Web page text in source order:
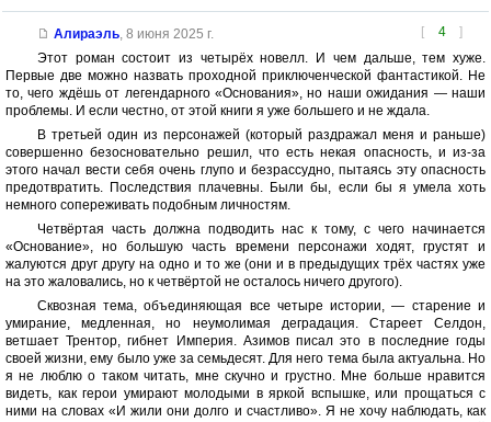
[ 4 ]
Алираэль, 8 июня 2025 г.
Этот роман состоит из четырёх новелл. И чем дальше, тем хуже.
Первые две можно назвать проходной приключенческой фантастикой. Не
то, чего ждёшь от легендарного «Основания», но наши ожидания — наши
проблемы. И если честно, от этой книги я уже большего и не ждала.
В третьей один из персонажей (который раздражал меня и раньше)
совершенно безосновательно решил, что есть некая опасность, и из-за
этого начал вести себя очень глупо и безрассудно, пытаясь эту опасность
предотвратить. Последствия плачевны. Были бы, если бы я умела хоть
немного сопереживать подобным личностям.
Четвёртая часть должна подводить нас к тому, с чего начинается
«Основание», но большую часть времени персонажи ходят, грустят и
жалуются друг другу на одно и то же (они и в предыдущих трёх частях уже
на это жаловались, но к четвёртой не осталось ничего другого).
Сквозная тема, объединяющая все четыре истории, — старение и
умирание, медленная, но неумолимая деградация. Стареет Селдон,
ветшает Трентор, гибнет Империя. Азимов писал это в последние годы
своей жизни, ему было уже за семьдесят. Для него тема была актуальна. Но
я не люблю о таком читать, мне скучно и грустно. Мне больше нравится
видеть, как герои умирают молодыми в яркой вспышке, или прощаться с
ними на словах «И жили они долго и счастливо». Я не хочу наблюдать, как